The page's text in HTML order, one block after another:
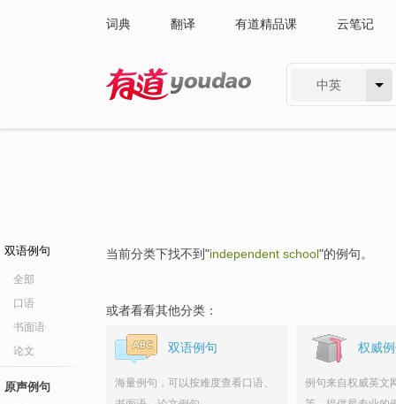
词典 翻译 有道精品课 云笔记
中英
双语例句
全部
口语
书面语
论文
原声例句
当前分类下找不到"independent school"的例句。
或者看看其他分类：
双语例句
海量例句，可以按难度查看口语、
权威
例句来自权威英文